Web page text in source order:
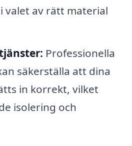
valet av rätt material
Professionella
säkerställa att dina
in korrekt, vilket
isolering och